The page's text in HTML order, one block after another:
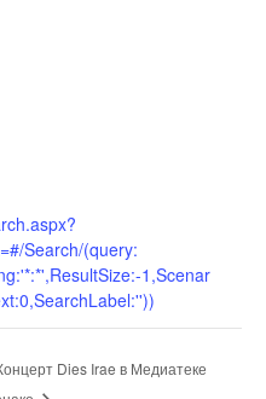
Search/(query:
1,Scenar
Dies Irae в Медиатеке